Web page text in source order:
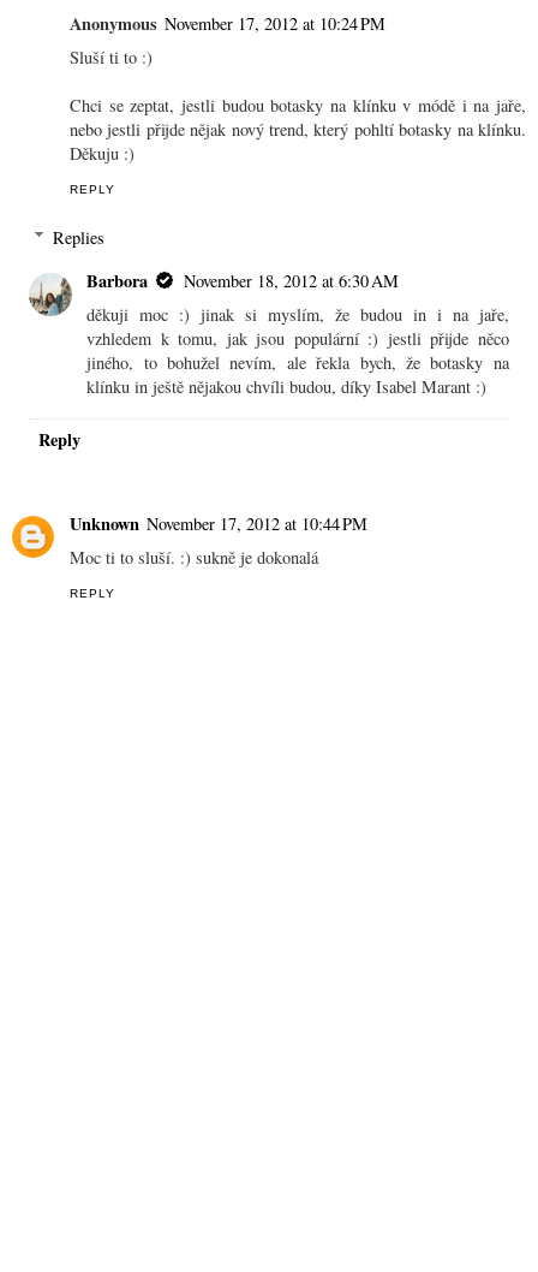
Anonymous November 17, 2012 at 10:24 PM
Sluší ti to :)
Chci se zeptat, jestli budou botasky na klínku v módě i na jaře,
nebo jestli přijde nějak nový trend, který pohltí botasky na klínku.
Děkuju :)
REPLY
Replies
Barbora
November 18, 2012 at 6:30 AM
děkuji moc :) jinak si myslím, že budou in i na jaře,
vzhledem k tomu, jak jsou populární :) jestli přijde něco
jiného, to bohužel nevím, ale řekla bych, že botasky na
klínku in ještě nějakou chvíli budou, díky Isabel Marant :)
Reply
Unknown November 17, 2012 at 10:44 PM
Moc ti to sluší. :) sukně je dokonalá
REPLY